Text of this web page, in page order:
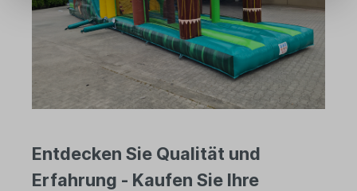
Entdecken Sie Qualität und
Erfahrung - Kaufen Sie Ihre